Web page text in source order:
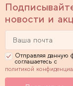
новости и
Отправляя данную
соглашаетесь с
политикой